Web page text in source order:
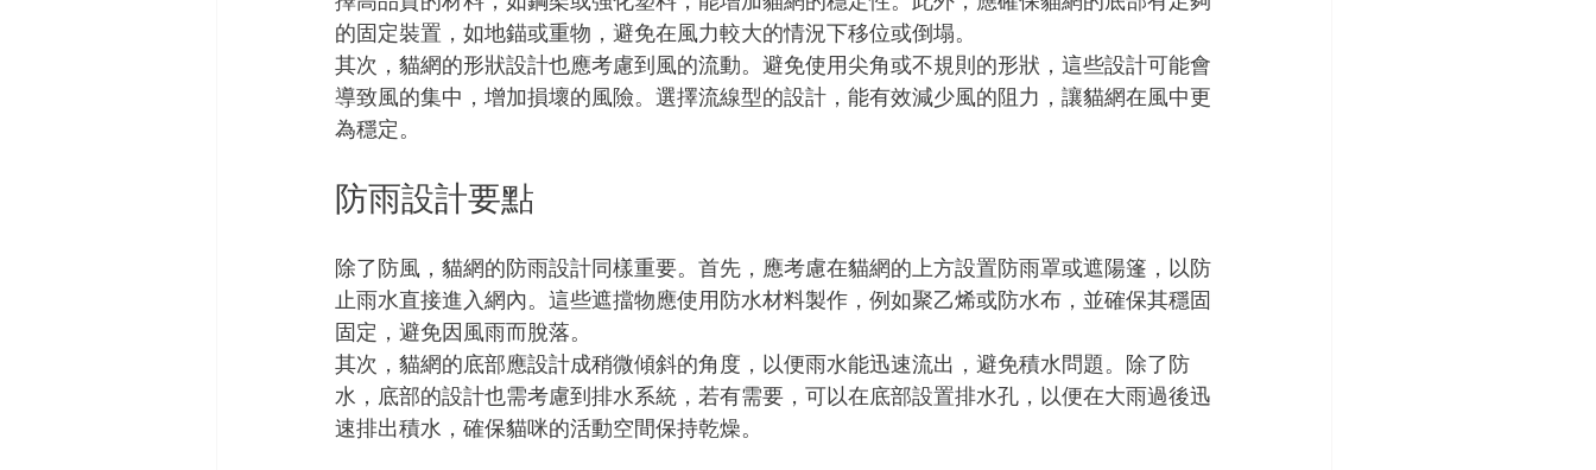
的固定裝置，如地錨或重物，避免在風力較大的情況下移位或倒塌。
其次，貓網的形狀設計也應考慮到風的流動。避免使用尖角或不規則的形狀，這些設計可能會
導致風的集中，增加損壞的風險。選擇流線型的設計，能有效減少風的阻力，讓貓網在風中更
為穩定。
防雨設計要點
除了防風，貓網的防雨設計同樣重要。首先，應考慮在貓網的上方設置防雨罩或遮陽篷，以防
止雨水直接進入網內。這些遮擋物應使用防水材料製作，例如聚乙烯或防水布，並確保其穩固
固定，避免因風雨而脫落。
其次，貓網的底部應設計成稍微傾斜的角度，以便雨水能迅速流出，避免積水問題。除了防
水，底部的設計也需考慮到排水系統，若有需要，可以在底部設置排水孔，以便在大雨過後迅
速排出積水，確保貓咪的活動空間保持乾燥。